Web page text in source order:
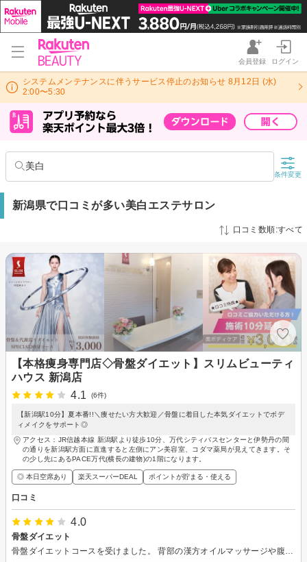
会員登録 ログイン
システムメンテナンスに伴うサービス停止のお知らせ 8月12日 (水)
2:00〜5:30
美白
条件変更
新潟県で口コミが多い美白エステサロン
口コミ数順:すべて
【本格痩身専門店◇骨盤ダイエット】スリムビューティ
ハウス 新潟店
4.1
(6件)
【新潟駅10分】夏本番!!＼痩せたい方大歓迎／骨盤に着目した本気ダイエットでボデ
ィメイクをサポート◎
アクセス：JR信越本線 新潟駅より徒歩10分、万代シティバスセンターと伊勢丹の間
の通りを新潟駅方面に直進すると左側にアン美容室、コダマ薬局が見えてきます。そ
の少し先にあるPACE万代(横長の建物)の1階になります。
◎ 本日空席あり 楽天スーパーDEAL ポイントが貯まる・使える
口コミ
4.0
骨盤ダイエット